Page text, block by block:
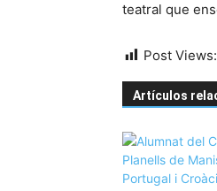
teatral que
Post Views:
Artículos